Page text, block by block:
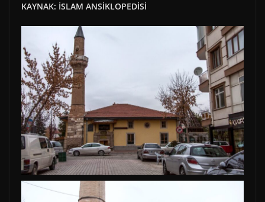
KAYNAK: İSLAM ANSİKLOPEDİSİ